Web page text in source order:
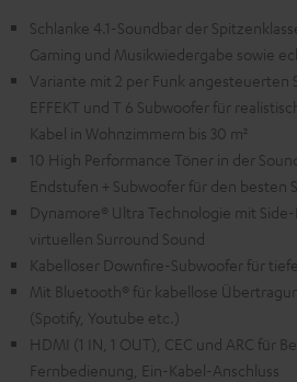
Schlanke 4.1-Soundbar der
Gaming und Musikwiedergabe sowie
Variante mit 2 per Funk angesteuerten
EFFEKT und T 6 Subwoofer für
Kabel in Wohnzimmern bis 30 m²
10 High Performance Töner in der
Endstufen + Subwoofer für den besten
Dynamore® Ultra Technologie mit
virtuellen Surround Sound
Kabelloser Downfire-Subwoofer für
Mit Bluetooth® für kabellose
(Spotify, Youtube etc.)
HDMI (1 IN, 1 OUT), CEC und ARC für
Fernbedienung, Ein-Kabel-Anschluss